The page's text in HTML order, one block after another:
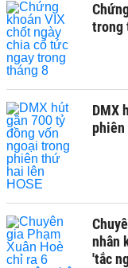
trong
DMX
phiên
nhân
'tắc